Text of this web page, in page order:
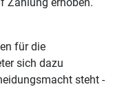
für die
sich dazu
steht -